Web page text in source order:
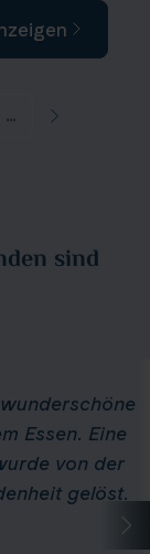
...
sind
Essen. Eine
von der
gelöst.